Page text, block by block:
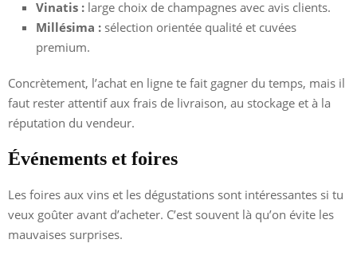
Vinatis : large choix de champagnes avec avis clients.
Millésima : sélection orientée qualité et cuvées
premium.
Concrètement, l’achat en ligne te fait gagner du temps, mais il
faut rester attentif aux frais de livraison, au stockage et à la
réputation du vendeur.
Événements et foires
Les foires aux vins et les dégustations sont intéressantes si tu
veux goûter avant d’acheter. C’est souvent là qu’on évite les
mauvaises surprises.